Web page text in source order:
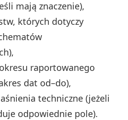
mają znaczenie),
których dotyczy
raportowanego
dat od–do),
techniczne (jeżeli
odpowiednie pole).